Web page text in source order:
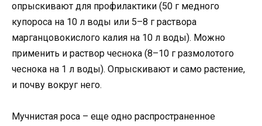
опрыскивают для профилактики (50 г медного
купороса на 10 л воды или 5–8 г раствора
марганцовокислого калия на 10 л воды). Можно
применить и раствор чеснока (8–10 г размолотого
чеснока на 1 л воды). Опрыскивают и само растение,
и почву вокруг него.
Мучнистая роса – еще одно распространенное